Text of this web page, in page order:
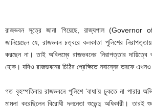
রাজভবন সূত্রে জানা গিয়েছে, রাজ্যপাল
জানিয়েছেন যে, রাজভবন চত্বরে কলকাতা পুলিশের
করছেন না। তাই অবিলম্বে রাজভবনের নিরাপত্তার দায়িত্বে
হোক। যদিও রাজভবনের চিঠির প্রেক্ষিতে নবান্নের তরফে
গত বৃহস্পতিবার রাজভবনে পুলিশে ‘বাধা’য় ঢুকতে না পারার
মামলা করেছিলেন বিরোধী দলনেতা শুভেন্দু অধিকারী। তারই